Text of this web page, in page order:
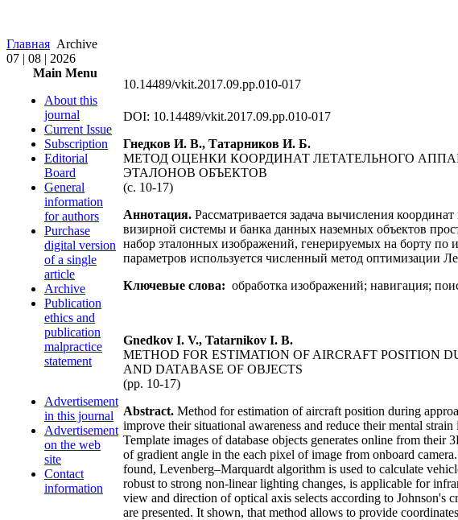
Главная Archive
07 | 08 | 2026
Main Menu
About this
journal
Current Issue
Subscription
Editorial
Board
General
information
for authors
Purchase
digital version
of a single
article
Archive
Publication
ethics and
publication
malpractice
statement
Advertisement
in this journal
Advertisement
on the web
site
Contact
information
10.14489/vkit.2017.09.pp.010-017
DOI: 10.14489/vkit.2017.09.pp.010-017
Гнедков И. В., Татарников И. Б.
МЕТОД ОЦЕНКИ КООРДИНАТ ЛЕТАТЕЛЬНОГО
ЭТАЛОНОВ ОБЪЕКТОВ
(c. 10-17)
Аннотация. Рассматривается задача вычисления
визирной системы и банка данных наземных объектов
набор эталонных изображений, генерируемых на борту
параметров используется численный метод оптимизации
Ключевые слова: обработка изображений; навигация;
Gnedkov I. V., Tatarnikov I. B.
METHOD FOR ESTIMATION OF AIRCRAFT POSITION
AND DATABASE OF OBJECTS
(pp. 10-17)
Abstract. Method for estimation of aircraft position during
improve their situational awareness and reduce their mental
Template images of database objects generates online from
of gradient angle in the each pixel of image from onboard
found, Levenberg–Marquardt algorithm is used to calculate
robust to strong non-linear lighting changes, is applicable for
view and direction of optical axis selects according to Johnson's
are presented. It shown, that method allows to provide